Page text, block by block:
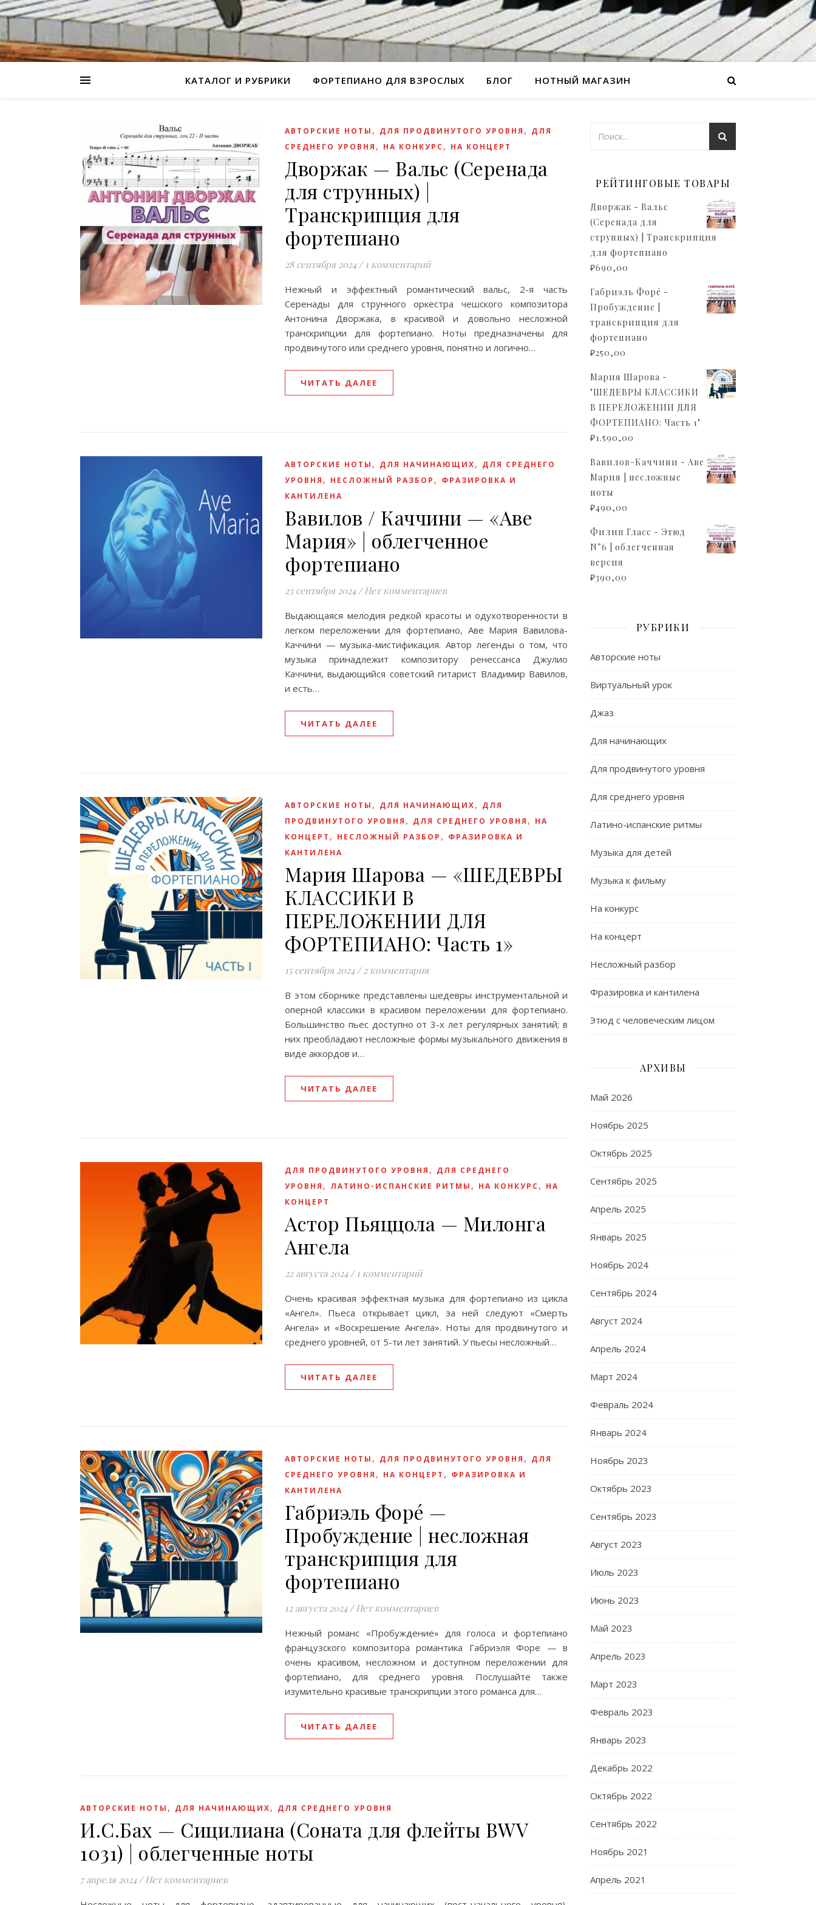
КАТАЛОГ И РУБРИКИ ФОРТЕПИАНО ДЛЯ ВЗРОСЛЫХ БЛОГ НОТНЫЙ МАГАЗИН
АВТОРСКИЕ НОТЫ , ДЛЯ ПРОДВИНУТОГО УРОВНЯ , ДЛЯ
СРЕДНЕГО УРОВНЯ , НА КОНКУРС , НА КОНЦЕРТ
Дворжак — Вальс (Серенада
для струнных) |
Транскрипция для
фортепиано
28 сентября 2024 / 1 комментарий
Нежный и эффектный романтический вальс, 2-я часть
Серенады для струнного оркестра чешского композитора
Антонина Дворжака, в красивой и довольно несложной
транскрипции для фортепиано. Ноты предназначены для
продвинутого или среднего уровня, понятно и логично…
ЧИТАТЬ ДАЛЕЕ
АВТОРСКИЕ НОТЫ , ДЛЯ НАЧИНАЮЩИХ, ДЛЯ СРЕДНЕГО
УРОВНЯ , НЕСЛОЖНЫЙ РАЗБОР , ФРАЗИРОВКА И
КАНТИЛЕНА
Вавилов / Каччини — «Аве
Мария» | облeгченное
фортепиано
23 сентября 2024 / Нет комментариев
Выдающаяся мелодия редкой красоты и одухотворенности в
легком переложении для фортепиано, Аве Мария Вавилова-
Каччини — музыка-мистификация. Aвтор легенды о том, что
музыка принадлежит композитору ренессанса Джулио
Каччини, выдающийся советский гитарист Владимир Вавилов,
и есть…
ЧИТАТЬ ДАЛЕЕ
АВТОРСКИЕ НОТЫ , ДЛЯ НАЧИНАЮЩИХ, ДЛЯ
ПРОДВИНУТОГО УРОВНЯ , ДЛЯ СРЕДНЕГО УРОВНЯ , НА
КОНЦЕРТ , НЕСЛОЖНЫЙ РАЗБОР , ФРАЗИРОВКА И
КАНТИЛЕНА
Мария Шарова — «ШЕДЕВРЫ
КЛАССИКИ В
ПЕРЕЛОЖЕНИИ ДЛЯ
ФОРТЕПИАНО: Часть 1»
15 сентября 2024 / 2 комментария
В этом сборнике представлены шедевры инструментальной и
оперной классики в красивом переложении для фортепиано.
Большинство пьес доступно от 3-х лет регулярных занятий; в
них преобладают несложные формы музыкального движения в
виде аккордов и…
ЧИТАТЬ ДАЛЕЕ
ДЛЯ ПРОДВИНУТОГО УРОВНЯ , ДЛЯ СРЕДНЕГО
УРОВНЯ , ЛАТИНО-ИСПАНСКИЕ РИТМЫ , НА КОНКУРС , НА
КОНЦЕРТ
Астор Пьяццола — Милонга
Aнгела
22 августа 2024 / 1 комментарий
Очень красивая эффектная музыка для фортепиано из цикла
«Ангел». Пьеса открывает цикл, за ней следуют «Смерть
Ангела» и «Воскрешение Ангела». Ноты для продвинутого и
среднего уровней, от 5-ти лет занятий. У пьесы несложный…
ЧИТАТЬ ДАЛЕЕ
АВТОРСКИЕ НОТЫ , ДЛЯ ПРОДВИНУТОГО УРОВНЯ , ДЛЯ
СРЕДНЕГО УРОВНЯ , НА КОНЦЕРТ , ФРАЗИРОВКА И
КАНТИЛЕНА
Габриэль Форé —
Пробуждение | несложная
транскрипция для
фортепиано
12 августа 2024 / Нет комментариев
Нежный романс «Пробуждение» для голоса и фортепиано
французского композитора романтика Габриэля Форе — в
очень красивом, несложном и доступном переложении для
фортепиано, для среднего уровня. Послушайте также
изумительно красивые транскрипции этого романса для…
ЧИТАТЬ ДАЛЕЕ
АВТОРСКИЕ НОТЫ , ДЛЯ НАЧИНАЮЩИХ, ДЛЯ СРЕДНЕГО УРОВНЯ
И.С.Бах — Сицилиана (Соната для флейты BWV
1031) | облегченные ноты
7 апреля 2024 / Нет комментариев
РЕЙТИНГОВЫЕ ТОВАРЫ
Дворжак - Вальс
(Серенада для
струнных) | Транскрипция
для фортепиано
₽690,00
Габриэль Форé -
Пробуждение |
транскрипция для
фортепиано
₽250,00
Мария Шарова -
"ШЕДЕВРЫ КЛАССИКИ
В ПЕРЕЛОЖЕНИИ ДЛЯ
ФОРТЕПИАНО: Часть 1"
₽1.590,00
Вавилов-Каччини - Аве
Мария | несложные
ноты
₽490,00
Филип Гласс - Этюд
N°6 | облегченная
версия
₽390,00
РУБРИКИ
Авторские ноты
Виртуальный урок
Джаз
Для начинающих
Для продвинутого уровня
Для среднего уровня
Латино-испанские ритмы
Музыка для детей
Музыка к фильму
На конкурс
На концерт
Несложный разбор
Фразировка и кантилена
Этюд с человеческим лицом
АРХИВЫ
Май 2026
Ноябрь 2025
Октябрь 2025
Сентябрь 2025
Апрель 2025
Январь 2025
Ноябрь 2024
Сентябрь 2024
Август 2024
Апрель 2024
Март 2024
Февраль 2024
Январь 2024
Ноябрь 2023
Октябрь 2023
Сентябрь 2023
Август 2023
Июль 2023
Июнь 2023
Май 2023
Апрель 2023
Март 2023
Февраль 2023
Январь 2023
Декабрь 2022
Октябрь 2022
Сентябрь 2022
Ноябрь 2021
Апрель 2021